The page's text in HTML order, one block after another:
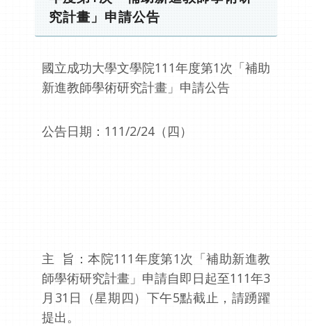
究計畫」申請公告
國立成功大學文學院111年度第1次「補助
新進教師學術研究計畫」申請公告
公告日期：111/2/24（四）
主 旨：本院111年度第1次「補助新進教
師學術研究計畫」申請自即日起至111年3
月31日（星期四）下午5點截止，請踴躍
提出。